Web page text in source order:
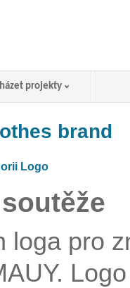
projekty
brand
Logo
loga pro